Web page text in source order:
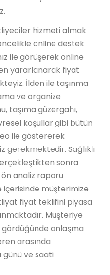
hizmeti almak
online destek
ile görüşerek online
yararlanarak fiyat
İlden ile taşınma
ve organize
taşıma güzergahı,
koşullar gibi bütün
ile göstererek
gerekmektedir. Sağlıklı
sonra
ön analiz raporu
içerisinde müşterimize
fiyat teklifini piyasa
Müşteriye
anlaşma
arasında
ve saati